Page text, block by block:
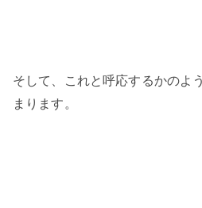
そして、これと呼応するかのよ
まります。